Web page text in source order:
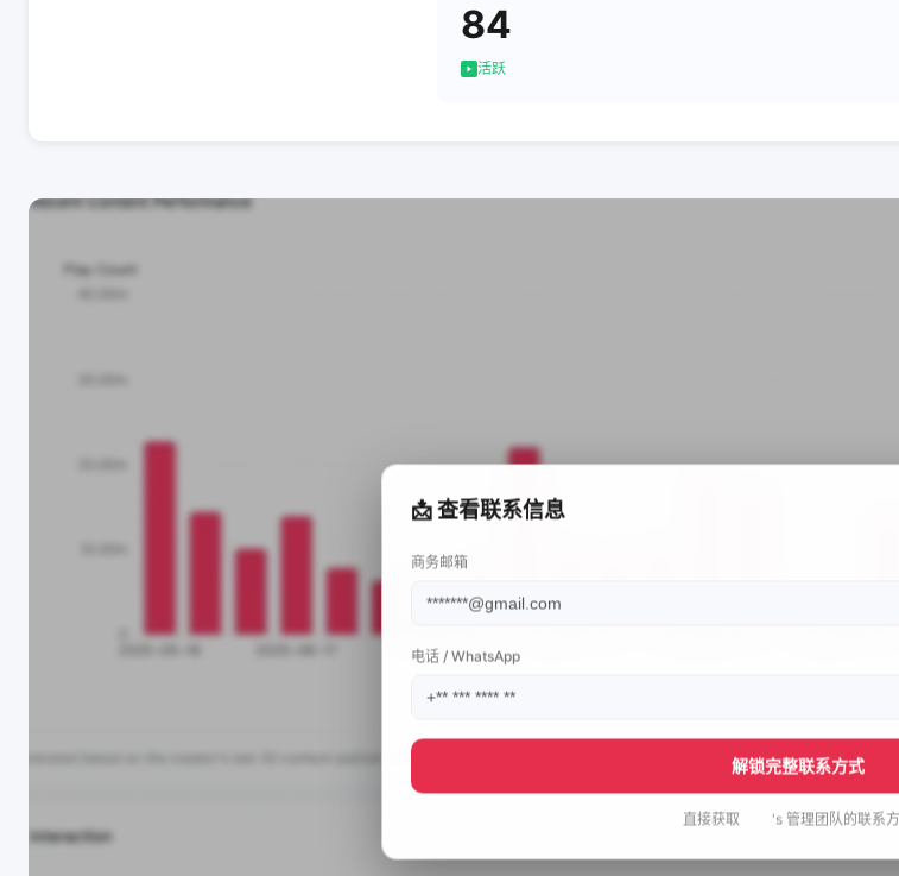
84
活跃
📩 查看联系信息
商务邮箱
电话 / WhatsApp
解锁完整联系方式
直接获取 ￴ ￴ ￴ ￴ ￴ ￴ ￴ ￴ ￴'s 管理团队的联系